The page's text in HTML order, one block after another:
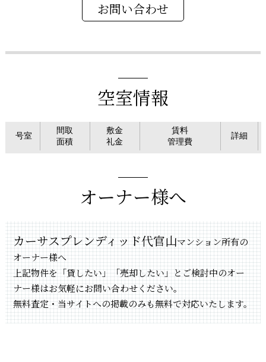
空室情報
号室
間取
面積
敷金
礼金
賃料
管理費
詳細
オーナー様へ
カーサスプレンディッド代官山マンション所有の
オーナー様へ
上記物件を「貸したい」「売却したい」とご検討中のオー
ナー様はお気軽にお問い合わせください。
無料査定・当サイトへの掲載のみも無料で対応いたします。